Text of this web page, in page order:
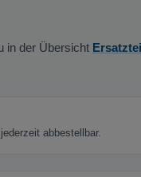
in der Übersicht
abbestellbar.